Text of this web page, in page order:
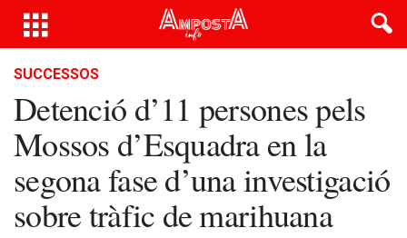
SUCCESSOS
Detenció d’11 persones pels
Mossos d’Esquadra en la
segona fase d’una investigació
sobre tràfic de marihuana